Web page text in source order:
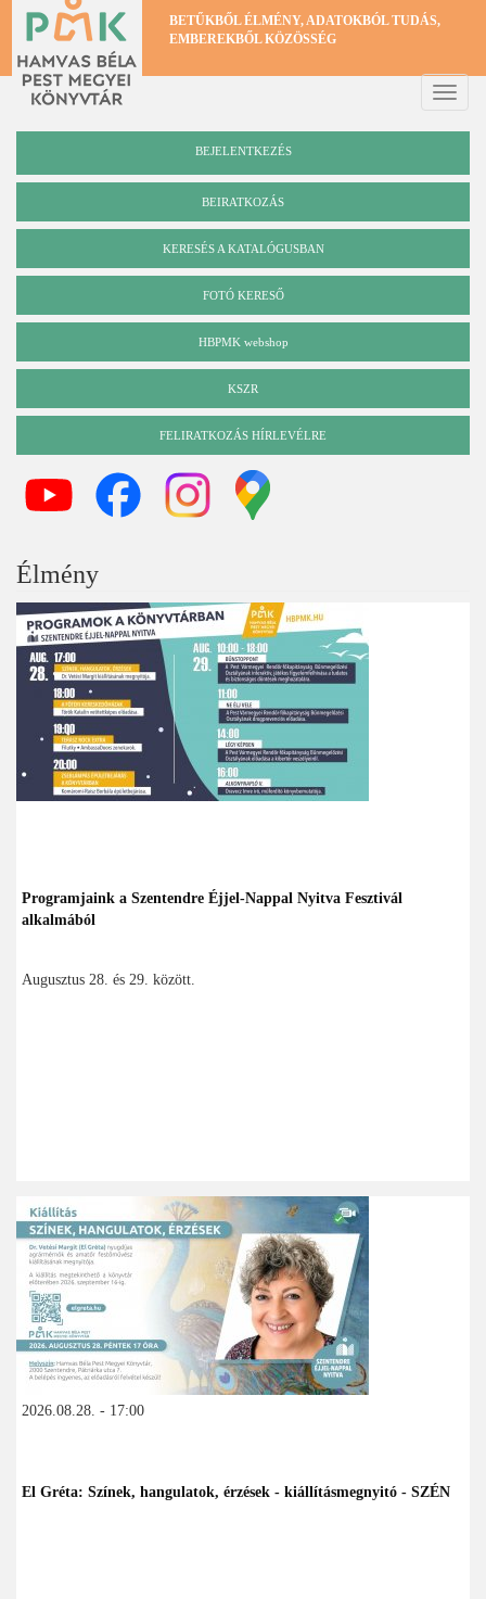
Ugrás
tartalomra
BETŰKBŐL ÉLMÉNY, ADATOKBÓL TUDÁS,
EMBEREKBŐL KÖZÖSSÉG
Toggle
BEJELENTKEZÉS
BEIRATKOZÁS
Katalógus
KERESÉS A KATALÓGUSBAN
FOTÓ KERESŐ
HBPMK webshop
KSZR
FELIRATKOZÁS HÍRLEVÉLRE
Élmény
Programjaink a Szentendre Éjjel-Nappal Nyitva Fesztivál
alkalmából
Augusztus 28. és 29. között.
2026.08.28. - 17:00
El Gréta: Színek, hangulatok, érzések - kiállításmegnyitó - SZÉN